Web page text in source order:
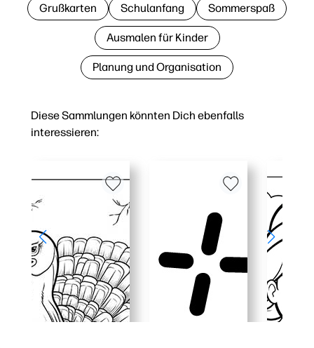
Diese Sammlungen könnten Dich ebenfalls
interessieren:
Grußkarten Schulanfang Sommerspaß
Ausmalen für Kinder
Planung und Organisation